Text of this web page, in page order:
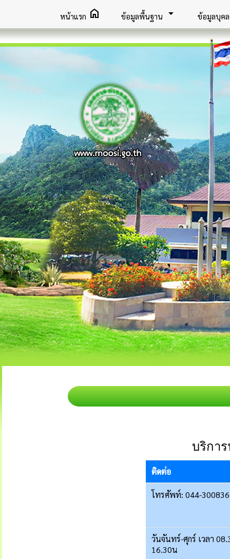
หน้าแรก home ข้อมูลพื้นฐาน arrow_drop_down ข้อมูลบุคล
บริกา
ติดต่อ
โทรศัพท์: 044-
วันจันทร์-ศุกร์ เวลา
16.30น